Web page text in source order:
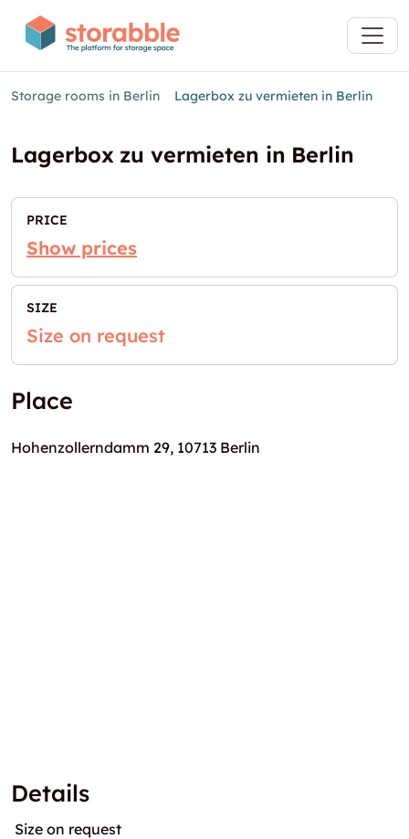
Storage rooms in Berlin Lagerbox zu vermieten in Berlin
Lagerbox zu vermieten in Berlin
PRICE
Show prices
SIZE
Size on request
Place
Hohenzollerndamm 29, 10713 Berlin
Details
Size on request